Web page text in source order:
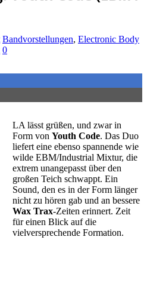
Bandvorstellungen, Electronic Body
0
LA lässt grüßen, und zwar in
Form von Youth Code. Das Duo
liefert eine ebenso spannende wie
wilde EBM/Industrial Mixtur, die
extrem unangepasst über den
großen Teich schwappt. Ein
Sound, den es in der Form länger
nicht zu hören gab und an bessere
Wax Trax-Zeiten erinnert. Zeit
für einen Blick auf die
vielversprechende Formation.